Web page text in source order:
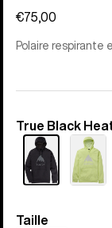
€75,00
Polaire respirante
Couleur
True Black
Taille
Taille